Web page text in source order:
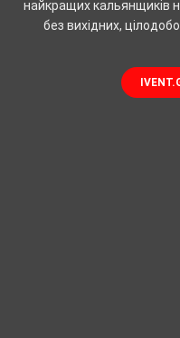
найкращих кальянщиків
без вихідних,